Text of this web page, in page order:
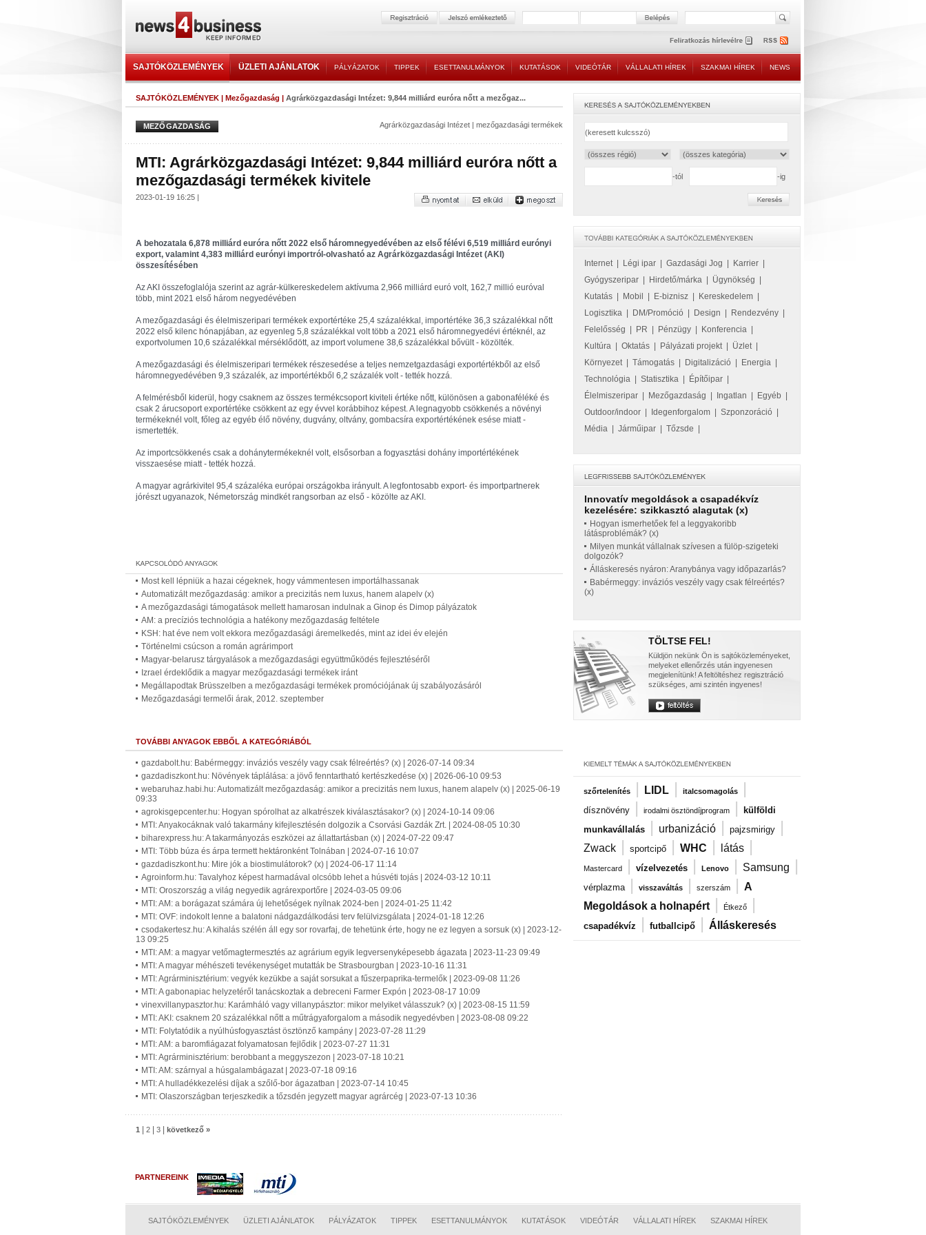
SAJTÓKÖZLEMÉNYEK ÜZLETI AJÁNLATOK PÁLYÁZATOK TIPPEK ESETTANULMÁNYOK KUTATÁSOK VIDEÓTÁR VÁLLALATI HÍREK SZAKMAI HÍREK NEWS
SAJTÓKÖZLEMÉNYEK | Mezőgazdaság | Agrárközgazdasági Intézet: 9,844 milliárd euróra nőtt a mezőgaz...
MEZŐGAZDASÁG Agrárközgazdasági Intézet | mezőgazdasági termékek
MTI: Agrárközgazdasági Intézet: 9,844 milliárd euróra nőtt a
mezőgazdasági termékek kivitele
2023-01-19 16:25 |
A behozatala 6,878 milliárd euróra nőtt 2022 első háromnegyedévében az első félévi 6,519 milliárd eurónyi
export, valamint 4,383 milliárd eurónyi importról-olvasható az Agrárközgazdasági Intézet (AKI)
összesítésében
Az AKI összefoglalója szerint az agrár-külkereskedelem aktívuma 2,966 milliárd euró volt, 162,7 millió euróval
több, mint 2021 első három negyedévében
A mezőgazdasági és élelmiszeripari termékek exportértéke 25,4 százalékkal, importértéke 36,3 százalékkal nőtt
2022 első kilenc hónapjában, az egyenleg 5,8 százalékkal volt több a 2021 első háromnegyedévi értéknél, az
exportvolumen 10,6 százalékkal mérséklődött, az import volumene 38,6 százalékkal bővült - közölték.
A mezőgazdasági és élelmiszeripari termékek részesedése a teljes nemzetgazdasági exportértékből az első
háromnegyedévében 9,3 százalék, az importértékből 6,2 százalék volt - tették hozzá.
A felmérésből kiderül, hogy csaknem az összes termékcsoport kiviteli értéke nőtt, különösen a gabonaféléké és
csak 2 árucsoport exportértéke csökkent az egy évvel korábbihoz képest. A legnagyobb csökkenés a növényi
termékeknél volt, főleg az egyéb élő növény, dugvány, oltvány, gombacsíra exportértékének esése miatt -
ismertették.
Az importcsökkenés csak a dohánytermékeknél volt, elsősorban a fogyasztási dohány importértékének
visszaesése miatt - tették hozzá.
A magyar agrárkivitel 95,4 százaléka európai országokba irányult. A legfontosabb export- és importpartnerek
jórészt ugyanazok, Németország mindkét rangsorban az első - közölte az AKI.
Most kell lépniük a hazai cégeknek, hogy vámmentesen importálhassanak
Automatizált mezőgazdaság: amikor a precizitás nem luxus, hanem alapelv (x)
A mezőgazdasági támogatások mellett hamarosan indulnak a Ginop és Dimop pályázatok
AM: a precíziós technológia a hatékony mezőgazdaság feltétele
KSH: hat éve nem volt ekkora mezőgazdasági áremelkedés, mint az idei év elején
Történelmi csúcson a román agrárimport
Magyar-belarusz tárgyalások a mezőgazdasági együttműködés fejlesztéséről
Izrael érdeklődik a magyar mezőgazdasági termékek iránt
Megállapodtak Brüsszelben a mezőgazdasági termékek promóciójának új szabályozásáról
Mezőgazdasági termelői árak, 2012. szeptember
TOVÁBBI ANYAGOK EBBŐL A KATEGÓRIÁBÓL
gazdabolt.hu: Babérmeggy: inváziós veszély vagy csak félreértés? (x) | 2026-07-14 09:34
gazdadiszkont.hu: Növények táplálása: a jövő fenntartható kertészkedése (x) | 2026-06-10 09:53
webaruhaz.habi.hu: Automatizált mezőgazdaság: amikor a precizitás nem luxus, hanem alapelv (x) | 2025-06-19
09:33
agrokisgepcenter.hu: Hogyan spórolhat az alkatrészek kiválasztásakor? (x) | 2024-10-14 09:06
MTI: Anyakocáknak való takarmány kifejlesztésén dolgozik a Csorvási Gazdák Zrt. | 2024-08-05 10:30
biharexpress.hu: A takarmányozás eszközei az állattartásban (x) | 2024-07-22 09:47
MTI: Több búza és árpa termett hektáronként Tolnában | 2024-07-16 10:07
gazdadiszkont.hu: Mire jók a biostimulátorok? (x) | 2024-06-17 11:14
Agroinform.hu: Tavalyhoz képest harmadával olcsóbb lehet a húsvéti tojás | 2024-03-12 10:11
MTI: Oroszország a világ negyedik agrárexportőre | 2024-03-05 09:06
MTI: AM: a borágazat számára új lehetőségek nyílnak 2024-ben | 2024-01-25 11:42
MTI: OVF: indokolt lenne a balatoni nádgazdálkodási terv felülvizsgálata | 2024-01-18 12:26
csodakertesz.hu: A kihalás szélén áll egy sor rovarfaj, de tehetünk érte, hogy ne ez legyen a sorsuk (x) | 2023-12-
13 09:25
MTI: AM: a magyar vetőmagtermesztés az agrárium egyik legversenyképesebb ágazata | 2023-11-23 09:49
MTI: A magyar méhészeti tevékenységet mutatták be Strasbourgban | 2023-10-16 11:31
MTI: Agrárminisztérium: vegyék kezükbe a saját sorsukat a fűszerpaprika-termelők | 2023-09-08 11:26
MTI: A gabonapiac helyzetéről tanácskoztak a debreceni Farmer Expón | 2023-08-17 10:09
vinexvillanypasztor.hu: Karámháló vagy villanypásztor: mikor melyiket válasszuk? (x) | 2023-08-15 11:59
MTI: AKI: csaknem 20 százalékkal nőtt a műtrágyaforgalom a második negyedévben | 2023-08-08 09:22
MTI: Folytatódik a nyúlhúsfogyasztást ösztönző kampány | 2023-07-28 11:29
MTI: AM: a baromfiágazat folyamatosan fejlődik | 2023-07-27 11:31
MTI: Agrárminisztérium: berobbant a meggyszezon | 2023-07-18 10:21
MTI: AM: szárnyal a húsgalambágazat | 2023-07-18 09:16
MTI: A hulladékkezelési díjak a szőlő-bor ágazatban | 2023-07-14 10:45
MTI: Olaszországban terjeszkedik a tőzsdén jegyzett magyar agrárcég | 2023-07-13 10:36
1 2 3 következő »
-tól -ig
Internet| Légi ipar Gazdasági Jog Karrier
Gyógyszeripar
Hirdető/márka Ügynökség
Kutatás
Mobil E-biznisz Kereskedelem
Logisztika
DM/Promóció Design Rendezvény
Felelősség
PR Pénzügy Konferencia
Kultúra
Oktatás Pályázati projekt| Üzlet|
Környezet| Támogatás Digitalizáció Energia
Technológia
Statisztika Építőipar
Élelmiszeripar
Mezőgazdaság Ingatlan Egyéb
Outdoor/indoor
Idegenforgalom Szponzoráció
Média
Járműipar Tőzsde
Innovatív megoldások a csapadékvíz
kezelésére: szikkasztó alagutak (x)
Hogyan ismerhetőek fel a leggyakoribb
látásproblémák? (x)
Milyen munkát vállalnak szívesen a fülöp-szigeteki
dolgozók?
Álláskeresés nyáron: Aranybánya vagy időpazarlás?
Babérmeggy: inváziós veszély vagy csak félreértés?
(x)
TÖLTSE FEL!
Küldjön nekünk Ön is sajtóközleményeket,
melyeket ellenőrzés után ingyenesen
megjelenítünk! A feltöltéshez regisztráció
szükséges, ami szintén ingyenes!
szőrtelenítés | LIDL | italcsomagolás |
dísznövény | irodalmi ösztöndíjprogram |
külföldi
munkavállalás | urbanizáció | pajzsmirigy |
Zwack | sportcipő | WHC | látás |
Mastercard | vízelvezetés | Lenovo | Samsung |
vérplazma | visszaváltás | szerszám | A
Megoldások a holnapért | Étkező |
csapadékvíz | futballcipő | Álláskeresés
PARTNEREINK
SAJTÓKÖZLEMÉNYEK ÜZLETI AJÁNLATOK PÁLYÁZATOK TIPPEK ESETTANULMÁNYOK KUTATÁSOK VIDEÓTÁR VÁLLALATI HÍREK SZAKMAI HÍREK